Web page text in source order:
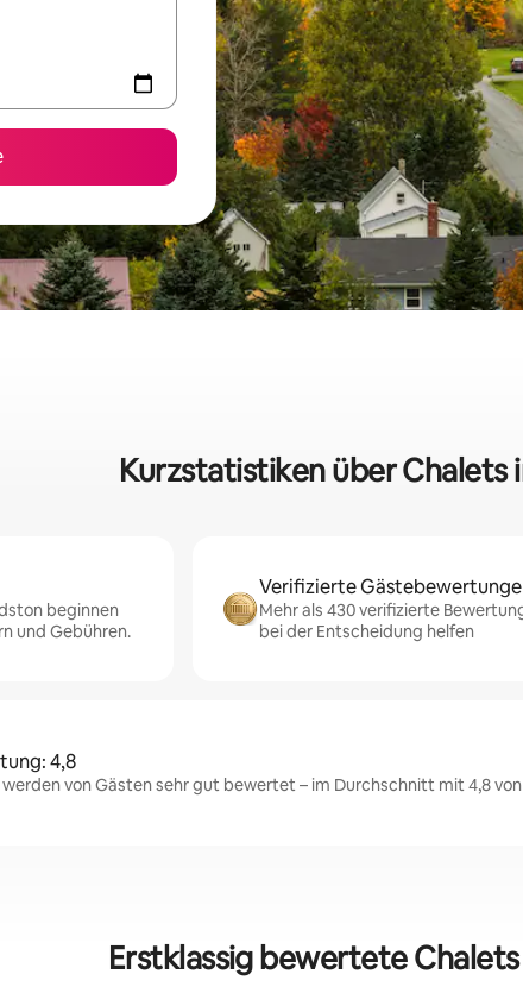
Kurzstatistiken über Chalets
beginnen
und Gebühren.
Verifizierte
Mehr als 430 verifizierte
bei der Entscheidung helfen
4,8
von Gästen sehr gut bewertet – im Durchschnitt mit 4,8 von
Erstklassig bewertete